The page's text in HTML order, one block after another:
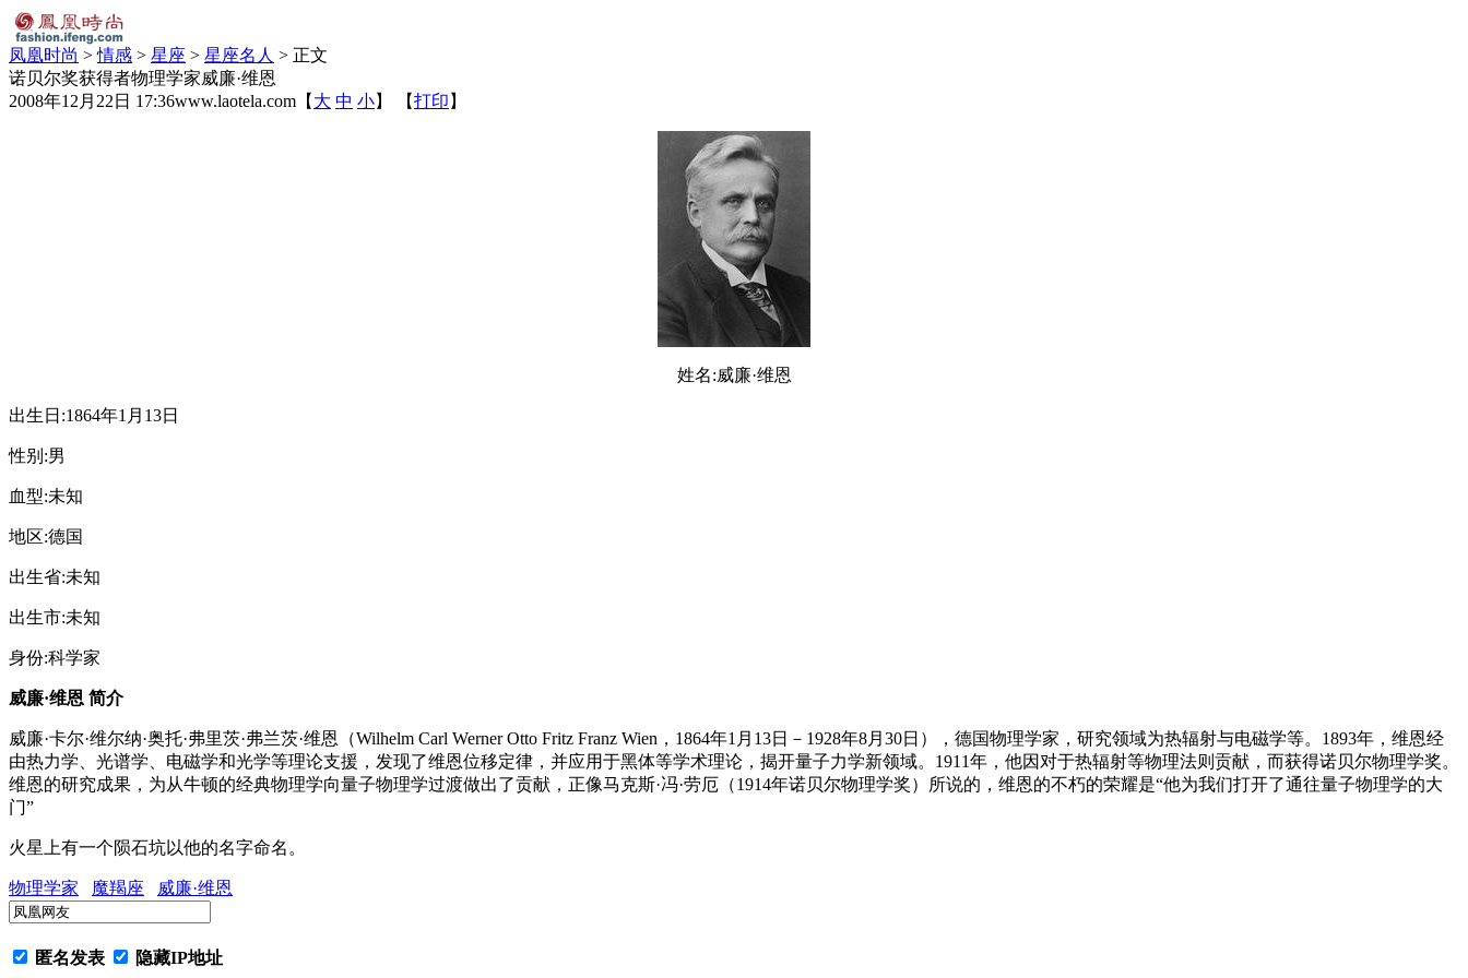
凤凰时尚 >情感 > 星座 > 星座名人 > 正文
诺贝尔奖获得者物理学家威廉·维恩
2008年12月22日 17:36www.laotela.com 【 大 中 小】 【打印 】
姓名:威廉·维恩
出生日:1864年1月13日
性别:男
血型:未知
地区:德国
出生省:未知
出生市:未知
身份:科学家
威廉·维恩 简介
威廉·卡尔·维尔纳·奥托·弗里茨·弗兰茨·维恩（Wilhelm Carl Werner Otto Fritz Franz Wien，1864年1月13日－1928年8月30日），德国物理学家，研究领域为热辐射与电磁学等。1893年，维恩经
由热力学、光谱学、电磁学和光学等理论支援，发现了维恩位移定律，并应用于黑体等学术理论，揭开量子力学新领域。1911年，他因对于热辐射等物理法则贡献，而获得诺贝尔物理学奖。
维恩的研究成果，为从牛顿的经典物理学向量子物理学过渡做出了贡献，正像马克斯·冯·劳厄（1914年诺贝尔物理学奖）所说的，维恩的不朽的荣耀是“他为我们打开了通往量子物理学的大
门”
火星上有一个陨石坑以他的名字命名。
物理学家 魔羯座 威廉·维恩
匿名发表 隐藏IP地址